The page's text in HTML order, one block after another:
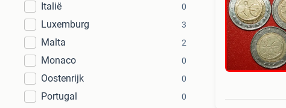
Italië 0
Luxemburg 3
Malta 2
Monaco 0
Oostenrijk 0
Portugal 0